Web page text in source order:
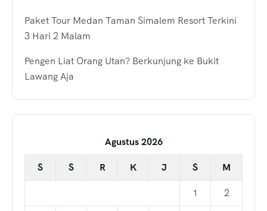
Paket Tour Medan Taman Simalem Resort Terkini
3 Hari 2 Malam
Pengen Liat Orang Utan? Berkunjung ke Bukit
Lawang Aja
Agustus 2026
S S R K J S M
1 2